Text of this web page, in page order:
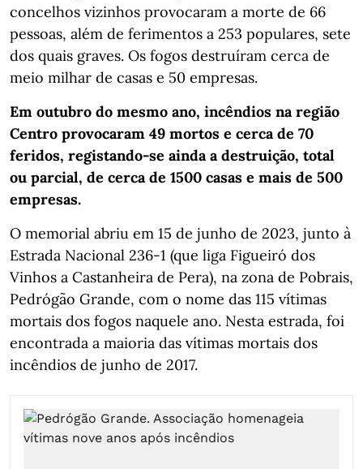
concelhos vizinhos provocaram a morte de 66
pessoas, além de ferimentos a 253 populares, sete
dos quais graves. Os fogos destruíram cerca de
meio milhar de casas e 50 empresas.
Em outubro do mesmo ano, incêndios na região
Centro provocaram 49 mortos e cerca de 70
feridos, registando-se ainda a destruição, total
ou parcial, de cerca de 1500 casas e mais de 500
empresas.
O memorial abriu em 15 de junho de 2023, junto à
Estrada Nacional 236-1 (que liga Figueiró dos
Vinhos a Castanheira de Pera), na zona de Pobrais,
Pedrógão Grande, com o nome das 115 vítimas
mortais dos fogos naquele ano. Nesta estrada, foi
encontrada a maioria das vítimas mortais dos
incêndios de junho de 2017.